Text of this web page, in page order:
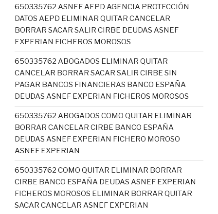
650335762 ASNEF AEPD AGENCIA PROTECCIÓN
DATOS AEPD ELIMINAR QUITAR CANCELAR
BORRAR SACAR SALIR CIRBE DEUDAS ASNEF
EXPERIAN FICHEROS MOROSOS
650335762 ABOGADOS ELIMINAR QUITAR
CANCELAR BORRAR SACAR SALIR CIRBE SIN
PAGAR BANCOS FINANCIERAS BANCO ESPAÑA
DEUDAS ASNEF EXPERIAN FICHEROS MOROSOS
650335762 ABOGADOS COMO QUITAR ELIMINAR
BORRAR CANCELAR CIRBE BANCO ESPAÑA
DEUDAS ASNEF EXPERIAN FICHERO MOROSO
ASNEF EXPERIAN
650335762 COMO QUITAR ELIMINAR BORRAR
CIRBE BANCO ESPAÑA DEUDAS ASNEF EXPERIAN
FICHEROS MOROSOS ELIMINAR BORRAR QUITAR
SACAR CANCELAR ASNEF EXPERIAN